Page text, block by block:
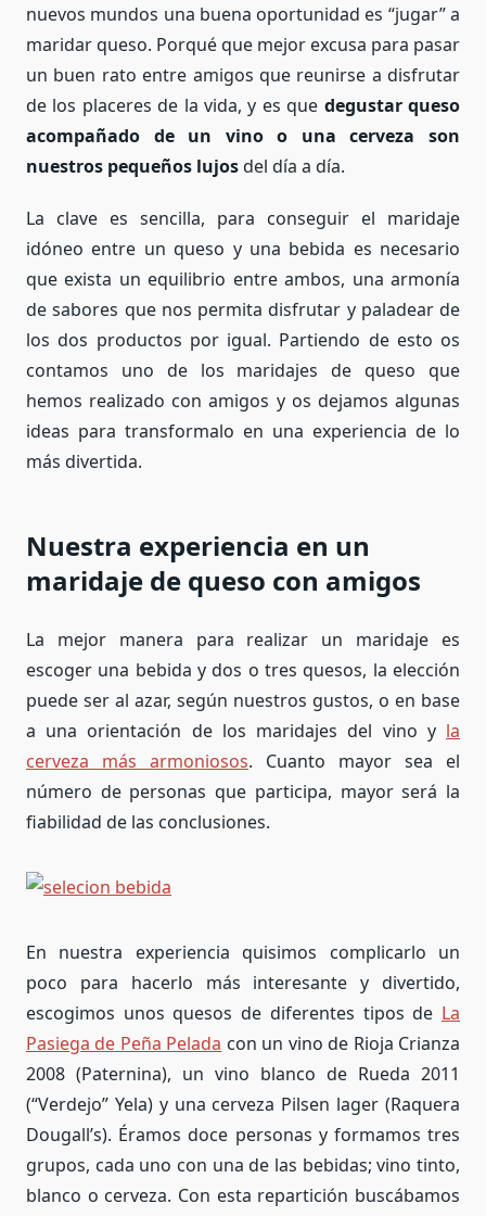
nuevos mundos una buena oportunidad es “jugar” a
maridar queso. Porqué que mejor excusa para pasar
un buen rato entre amigos que reunirse a disfrutar
de los placeres de la vida, y es que degustar queso
acompañado de un vino o una cerveza son
nuestros pequeños lujosdel día a día.
La clave es sencilla, para conseguir el maridaje
idóneo entre un queso y una bebida es necesario
que exista un equilibrio entre ambos, una armonía
de sabores que nos permita disfrutar y paladear de
los dos productos por igual. Partiendo de esto os
contamos uno de los maridajes de queso que
hemos realizado con amigos y os dejamos algunas
ideas para transformalo en una experiencia de lo
más divertida.
Nuestra experiencia en un
maridaje de queso con amigos
La mejor manera para realizar un maridaje es
escoger una bebida y dos o tres quesos, la elección
puede ser al azar, según nuestros gustos, o en base
a una orientación de los maridajes del vino y la
cerveza más armoniosos. Cuanto mayor sea el
número de personas que participa, mayor será la
fiabilidad de las conclusiones.
En nuestra experiencia quisimos complicarlo un
poco para hacerlo más interesante y divertido,
escogimos unos quesos de diferentes tipos de La
Pasiega de Peña Pelada con un vino de Rioja Crianza
2008 (Paternina), un vino blanco de Rueda 2011
(“Verdejo” Yela) y una cerveza Pilsen lager (Raquera
Dougall’s). Éramos doce personas y formamos tres
grupos, cada uno con una de las bebidas; vino tinto,
blanco o cerveza. Con esta repartición buscábamos